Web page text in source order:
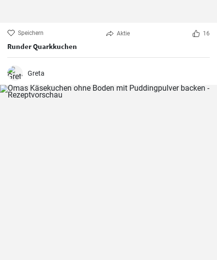
Speichern Aktie 16
Runder Quarkkuchen
Greta